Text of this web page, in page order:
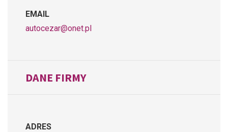
EMAIL
autocezar@onet.pl
DANE FIRMY
ADRES